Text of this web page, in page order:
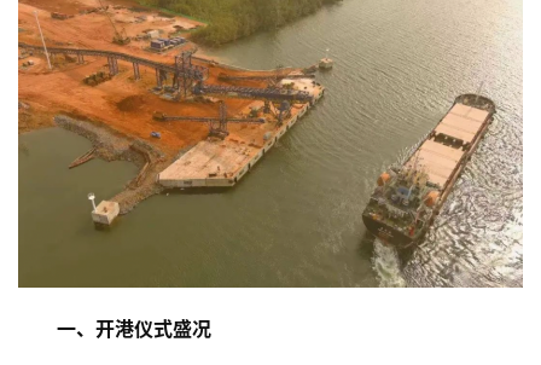
一、开港仪式盛况